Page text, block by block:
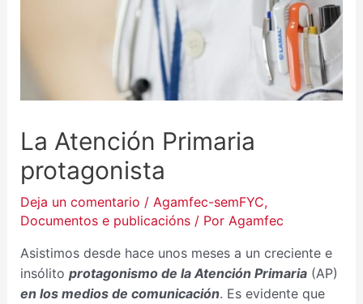
La Atención Primaria
protagonista
Deja un comentario / Agamfec-semFYC,
Documentos e publicacións/ Por Agamfec
Asistimos desde hace unos meses a un creciente e
insólito protagonismo de la Atención Primaria (AP)
en los medios de comunicación. Es evidente que